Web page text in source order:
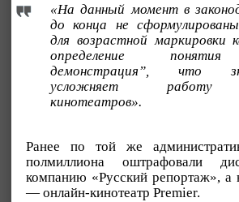
«На данный момент в
до конца не
для возрастной маркировки
определение
демонстрация”, что
усложняет работу
кинотеатров».
Ранее по той же
полмиллиона оштрафовали
компанию «Русский репортаж», а
— онлайн-кинотеатр Premier.